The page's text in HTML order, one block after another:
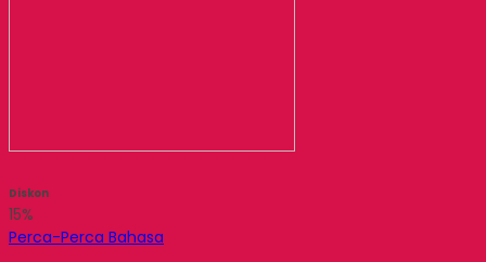
Diskon
15%
Perca-Perca Bahasa